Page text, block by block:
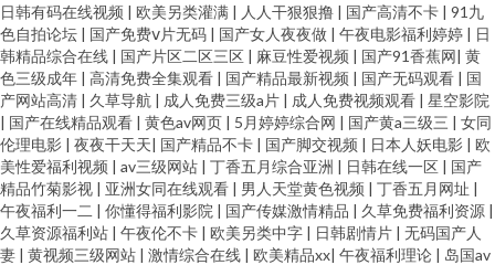
日韩有码在线视频 | 欧美另类灌满 | 人人干狠狠撸 | 国产高清不卡 | 91九
色自拍论坛 | 国产免费ⅴ片无码 | 国产女人夜夜做 | 午夜电影福利婷婷 | 日
韩精品综合在线 | 国产片区二区三区 | 麻豆性爱视频 | 国产91香蕉网| 黄
色三级成年 | 高清免费全集观看 | 国产精品最新视频 | 国产无码观看 | 国
产网站高清 | 久草导航 | 成人免费三级a片 | 成人免费视频观看 | 星空影院
| 国产在线精品观看 | 黄色av网页 | 5月婷婷综合网 | 国产黄a三级三 | 女同
伦理电影 | 夜夜干天天| 国产精品不卡 | 国产脚交视频 | 日本人妖电影 | 欧
美性爱福利视频 | av三级网站 | 丁香五月综合亚洲 | 日韩在线一区 | 国产
精品竹菊影视 | 亚洲女同在线观看 | 男人天堂黄色视频 | 丁香五月网址 |
午夜福利一二 | 你懂得福利影院 | 国产传媒激情精品 | 久草免费福利资源 |
久草资源福利站 | 午夜伦不卡 | 欧美另类中字 | 日韩剧情片 | 无码国产人
妻 | 黄视频三级网站 | 激情综合在线 | 欧美精品xx| 午夜福利理论 | 岛国av